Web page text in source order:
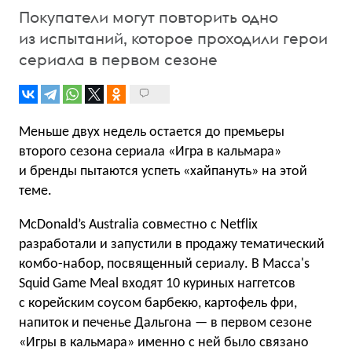
Покупатели могут повторить одно
из испытаний, которое проходили герои
сериала в первом сезоне
Меньше двух недель остается до премьеры
второго сезона сериала «Игра в кальмара»
и бренды пытаются успеть «хайпануть» на этой
теме.
McDonald’s Australia совместно с Netflix
разработали и запустили в продажу тематический
комбо-набор, посвященный сериалу. В Macca's
Squid Game Meal входят 10 куриных наггетсов
с корейским соусом барбекю, картофель фри,
напиток и печенье Дальгона — в первом сезоне
«Игры в кальмара» именно с ней было связано